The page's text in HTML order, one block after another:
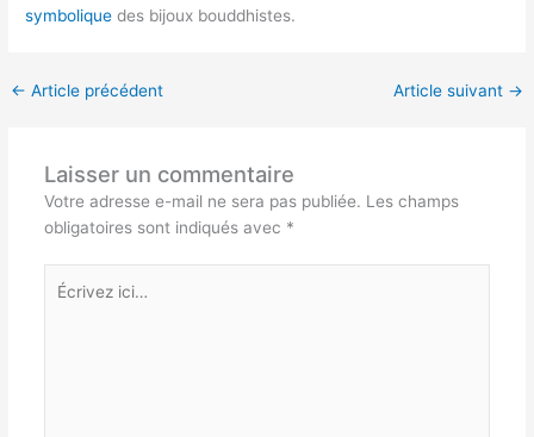
symbolique des bijoux bouddhistes.
← Article précédent Article suivant →
Laisser un commentaire
Votre adresse e-mail ne sera pas publiée. Les champs
obligatoires sont indiqués avec *
Écrivez
ici…